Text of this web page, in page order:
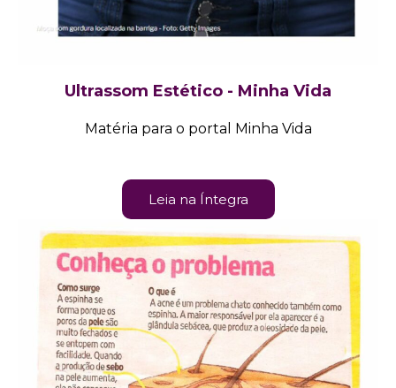
Ultrassom Estético - Minha Vida
Matéria para o portal Minha Vida
Leia na Íntegra